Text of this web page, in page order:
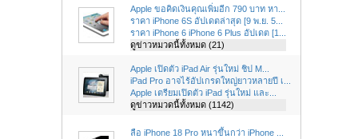
Apple ขอคิดเงินคุณเพิ่มอีก 790 บาท หา...
ราคา iPhone 6S อัปเดตล่าสุด [9 พ.ย. 5...
ราคา iPhone 6 iPhone 6 Plus อัปเดต [1...
ดูข่าวหมวดนี้ทั้งหมด (21)
Apple เปิดตัว iPad Air รุ่นใหม่ ชิป M...
iPad Pro อาจไร้อัปเกรดใหญ่ยาวหลายปี เ...
Apple เตรียมเปิดตัว iPad รุ่นใหม่ และ...
ดูข่าวหมวดนี้ทั้งหมด (1142)
ลือ iPhone 18 Pro หนาขึ้นกว่า iPhone ...